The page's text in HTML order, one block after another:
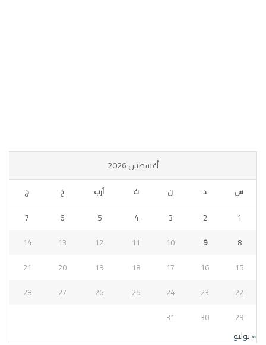
أغسطس 2026
س د ن ث أرب خ ج
1
2
3
4
5
6
7
8
9
10
11
12
13
14
15
16
17
18
19
20
21
22
23
24
25
26
27
28
29
30
31
« يوليو